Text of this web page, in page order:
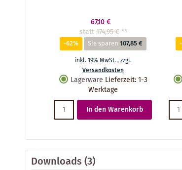
67,10 €
statt174,95 € **
-62% Sie sparen107,85 €
inkl. 19% MwSt.,zzgl.
Versandkosten
Lagerware Lieferzeit:1-3
Werktage
In den Warenkorb
Downloads (3)